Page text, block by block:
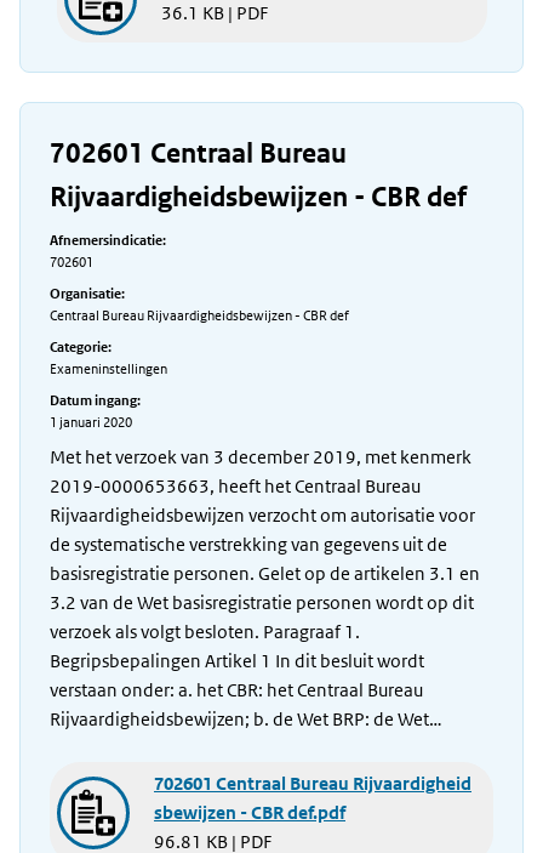
36.1 KB | PDF
702601 Centraal Bureau
Rijvaardigheidsbewijzen - CBR def
Afnemersindicatie:
702601
Organisatie:
Centraal Bureau Rijvaardigheidsbewijzen - CBR def
Categorie:
Exameninstellingen
Datum ingang:
1 januari 2020
Met het verzoek van 3 december 2019, met kenmerk
2019-0000653663, heeft het Centraal Bureau
Rijvaardigheidsbewijzen verzocht om autorisatie voor
de systematische verstrekking van gegevens uit de
basisregistratie personen. Gelet op de artikelen 3.1 en
3.2 van de Wet basisregistratie personen wordt op dit
verzoek als volgt besloten. Paragraaf 1.
Begripsbepalingen Artikel 1 In dit besluit wordt
verstaan onder: a. het CBR: het Centraal Bureau
Rijvaardigheidsbewijzen; b. de Wet BRP: de Wet…
702601 Centraal Bureau Rijvaardigheid
sbewijzen - CBR def.pdf
96.81 KB | PDF